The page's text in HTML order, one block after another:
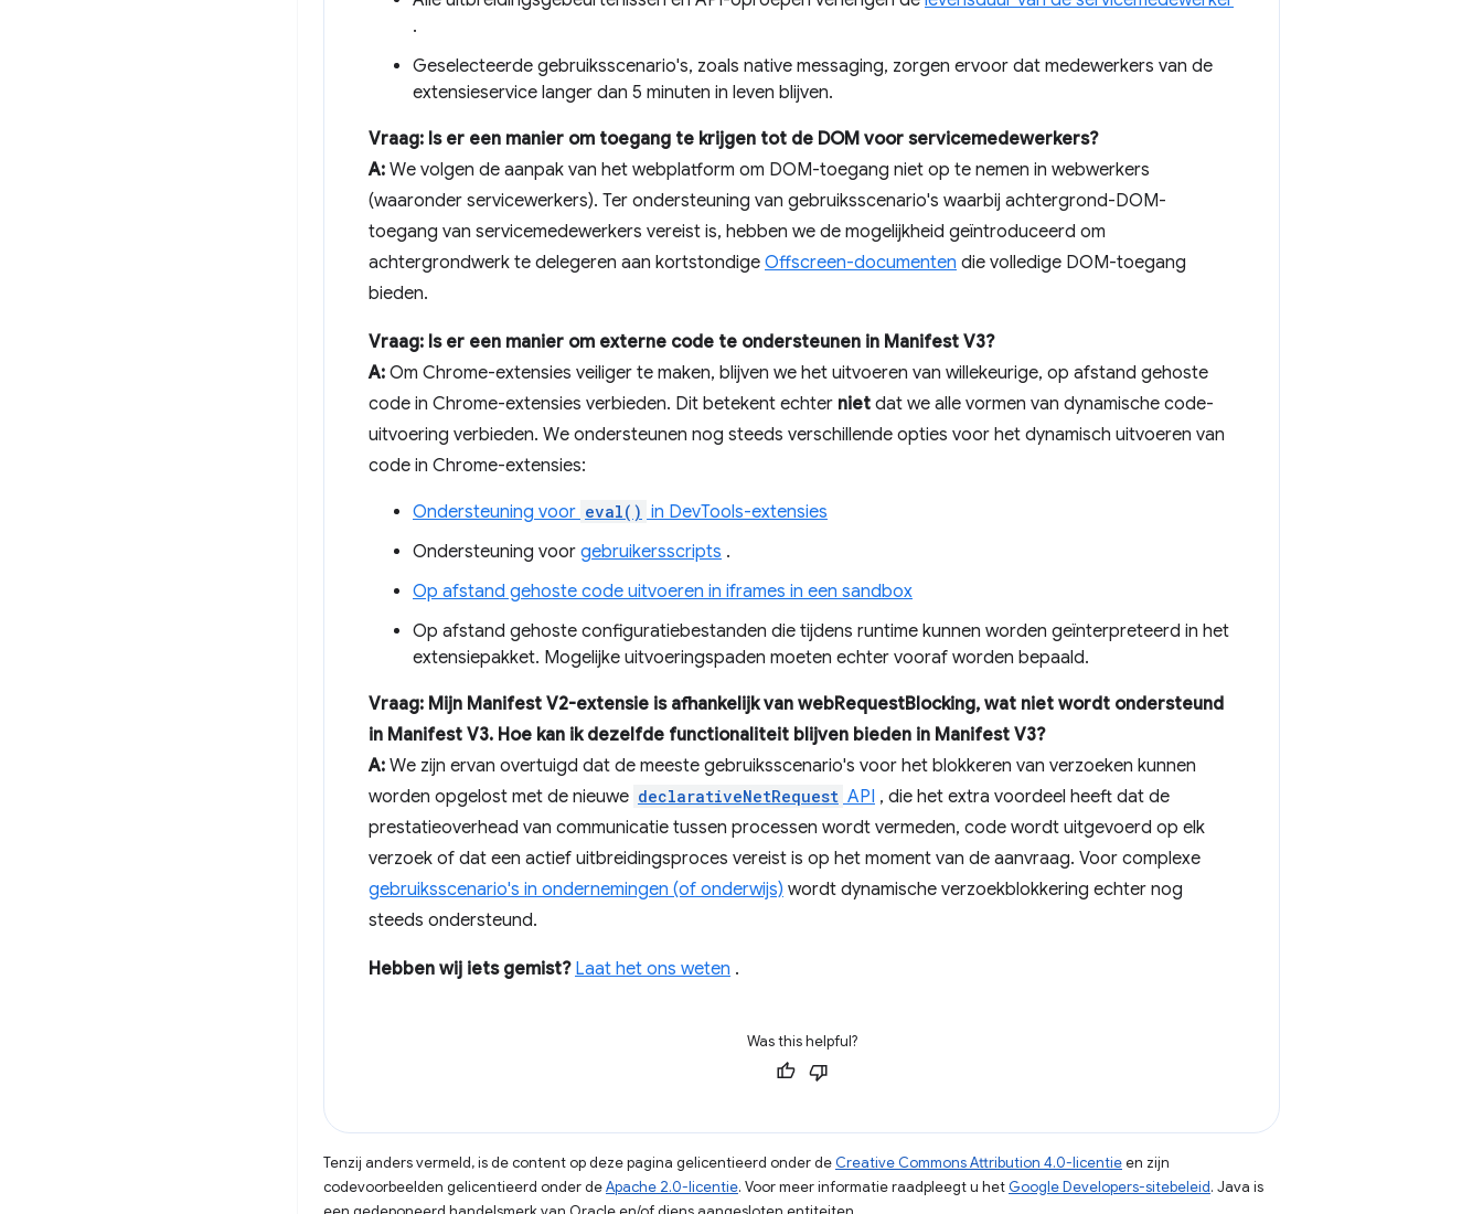
.
Geselecteerde gebruiksscenario's, zoals native messaging, zorgen ervoor dat medewerkers van de
extensieservice langer dan 5 minuten in leven blijven.
Vraag: Is er een manier om toegang te krijgen tot de DOM voor servicemedewerkers?
A: We volgen de aanpak van het webplatform om DOM-toegang niet op te nemen in webwerkers
(waaronder servicewerkers). Ter ondersteuning van gebruiksscenario's waarbij achtergrond-DOM-
toegang van servicemedewerkers vereist is, hebben we de mogelijkheid geïntroduceerd om
achtergrondwerk te delegeren aan kortstondige Offscreen-documenten die volledige DOM-toegang
bieden.
Vraag: Is er een manier om externe code te ondersteunen in Manifest V3?
A: Om Chrome-extensies veiliger te maken, blijven we het uitvoeren van willekeurige, op afstand gehoste
code in Chrome-extensies verbieden. Dit betekent echter niet dat we alle vormen van dynamische code-
uitvoering verbieden. We ondersteunen nog steeds verschillende opties voor het dynamisch uitvoeren van
code in Chrome-extensies:
Ondersteuning voor eval() in DevTools-extensies
Ondersteuning voor gebruikersscripts .
Op afstand gehoste code uitvoeren in iframes in een sandbox
Op afstand gehoste configuratiebestanden die tijdens runtime kunnen worden geïnterpreteerd in het
extensiepakket. Mogelijke uitvoeringspaden moeten echter vooraf worden bepaald.
Vraag: Mijn Manifest V2-extensie is afhankelijk van webRequestBlocking, wat niet wordt ondersteund
in Manifest V3. Hoe kan ik dezelfde functionaliteit blijven bieden in Manifest V3?
A: We zijn ervan overtuigd dat de meeste gebruiksscenario's voor het blokkeren van verzoeken kunnen
worden opgelost met de nieuwe declarativeNetRequest API , die het extra voordeel heeft dat de
prestatieoverhead van communicatie tussen processen wordt vermeden, code wordt uitgevoerd op elk
verzoek of dat een actief uitbreidingsproces vereist is op het moment van de aanvraag. Voor complexe
gebruiksscenario's in ondernemingen (of onderwijs) wordt dynamische verzoekblokkering echter nog
steeds ondersteund.
Hebben wij iets gemist? Laat het ons weten .
Was this helpful?
Tenzij anders vermeld, is de content op deze pagina gelicentieerd onder de Creative Commons Attribution 4.0-licentieen zijn
codevoorbeelden gelicentieerd onder deApache 2.0-licentie. Voor meer informatie raadpleegt u het Google Developers-sitebeleid. Java is